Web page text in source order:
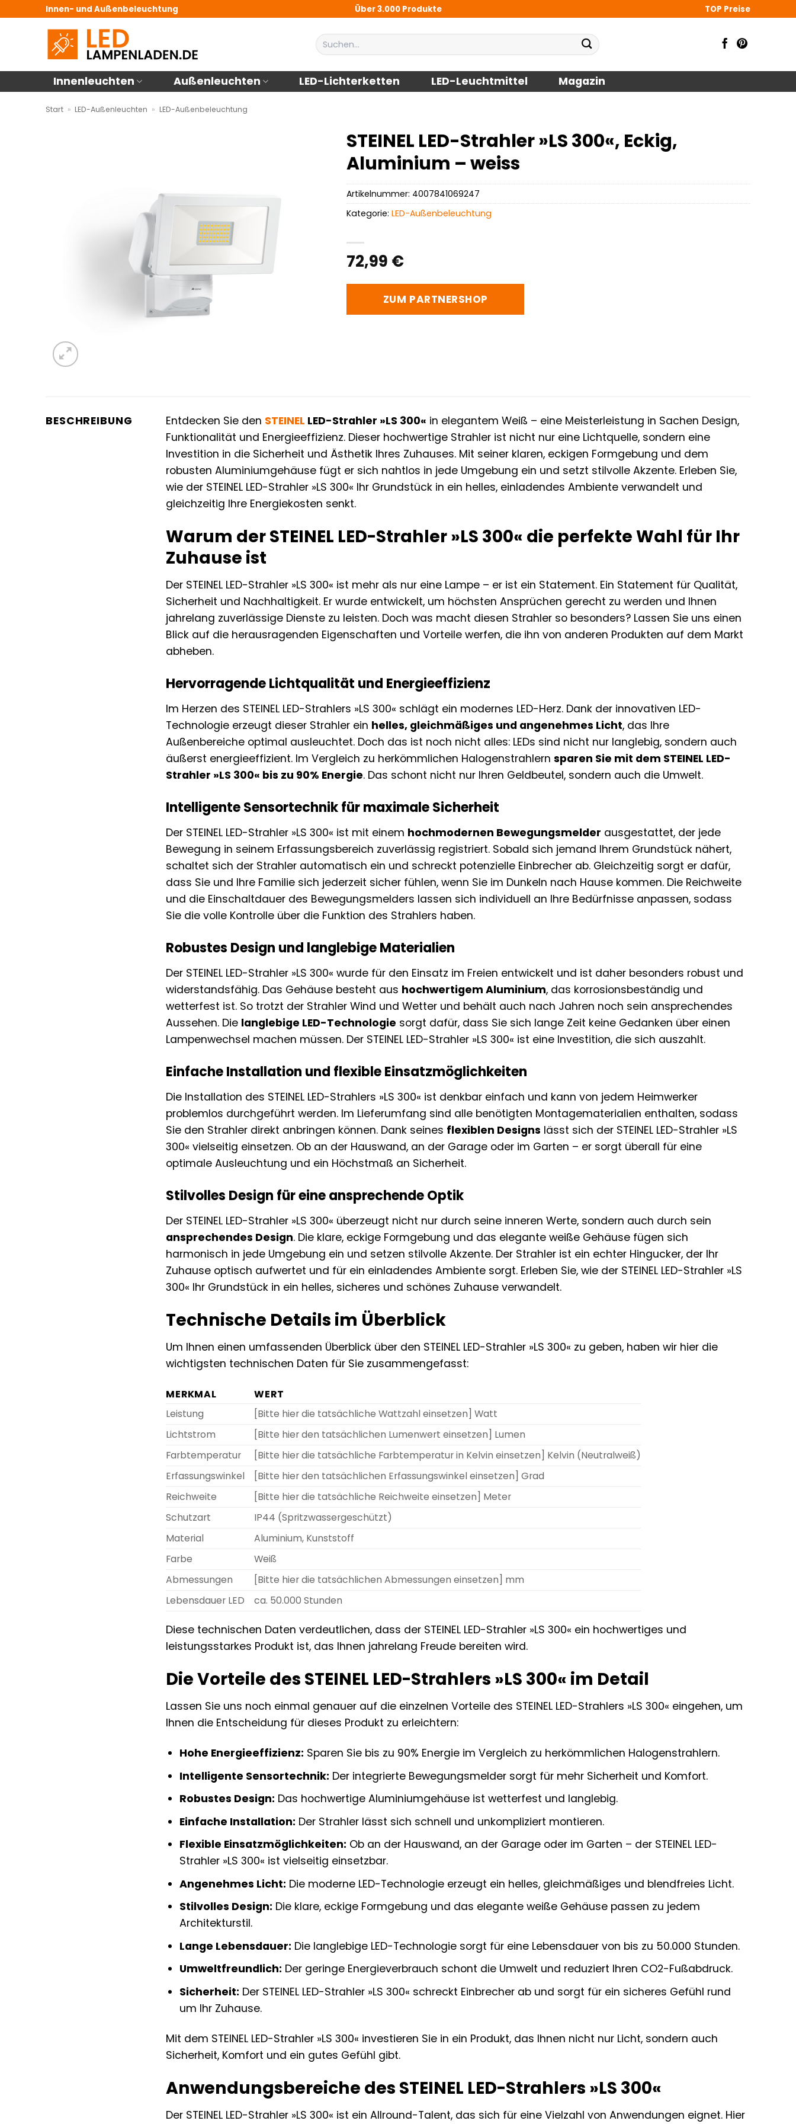
Innen- und Außenbeleuchtung Über 3.000 Produkte TOP Preise
Suchen
nach:
Innenleuchten Außenleuchten LED-Lichterketten LED-Leuchtmittel Magazin
Start » LED-Außenleuchten » LED-Außenbeleuchtung
STEINEL LED-Strahler »LS 300«, Eckig,
Aluminium – weiss
72,99 €
ZUM PARTNERSHOP
Artikelnummer: 4007841069247
Kategorie:LED-Außenbeleuchtung
BESCHREIBUNG Entdecken Sie den STEINEL LED-Strahler »LS 300« in elegantem Weiß – eine Meisterleistung in Sachen Design,
Funktionalität und Energieeffizienz. Dieser hochwertige Strahler ist nicht nur eine Lichtquelle, sondern eine
Investition in die Sicherheit und Ästhetik Ihres Zuhauses. Mit seiner klaren, eckigen Formgebung und dem
robusten Aluminiumgehäuse fügt er sich nahtlos in jede Umgebung ein und setzt stilvolle Akzente. Erleben Sie,
wie der STEINEL LED-Strahler »LS 300« Ihr Grundstück in ein helles, einladendes Ambiente verwandelt und
gleichzeitig Ihre Energiekosten senkt.
Warum der STEINEL LED-Strahler »LS 300« die perfekte Wahl für Ihr
Zuhause ist
Der STEINEL LED-Strahler »LS 300« ist mehr als nur eine Lampe – er ist ein Statement. Ein Statement für Qualität,
Sicherheit und Nachhaltigkeit. Er wurde entwickelt, um höchsten Ansprüchen gerecht zu werden und Ihnen
jahrelang zuverlässige Dienste zu leisten. Doch was macht diesen Strahler so besonders? Lassen Sie uns einen
Blick auf die herausragenden Eigenschaften und Vorteile werfen, die ihn von anderen Produkten auf dem Markt
abheben.
Hervorragende Lichtqualität und Energieeffizienz
Im Herzen des STEINEL LED-Strahlers »LS 300« schlägt ein modernes LED-Herz. Dank der innovativen LED-
Technologie erzeugt dieser Strahler ein helles, gleichmäßiges und angenehmes Licht, das Ihre
Außenbereiche optimal ausleuchtet. Doch das ist noch nicht alles: LEDs sind nicht nur langlebig, sondern auch
äußerst energieeffizient. Im Vergleich zu herkömmlichen Halogenstrahlernsparen Sie mit dem STEINEL LED-
Strahler »LS 300« bis zu 90% Energie. Das schont nicht nur Ihren Geldbeutel, sondern auch die Umwelt.
Intelligente Sensortechnik für maximale Sicherheit
Der STEINEL LED-Strahler »LS 300« ist mit einem hochmodernen Bewegungsmelder ausgestattet, der jede
Bewegung in seinem Erfassungsbereich zuverlässig registriert. Sobald sich jemand Ihrem Grundstück nähert,
schaltet sich der Strahler automatisch ein und schreckt potenzielle Einbrecher ab. Gleichzeitig sorgt er dafür,
dass Sie und Ihre Familie sich jederzeit sicher fühlen, wenn Sie im Dunkeln nach Hause kommen. Die Reichweite
und die Einschaltdauer des Bewegungsmelders lassen sich individuell an Ihre Bedürfnisse anpassen, sodass
Sie die volle Kontrolle über die Funktion des Strahlers haben.
Robustes Design und langlebige Materialien
Der STEINEL LED-Strahler »LS 300« wurde für den Einsatz im Freien entwickelt und ist daher besonders robust und
widerstandsfähig. Das Gehäuse besteht aus hochwertigem Aluminium, das korrosionsbeständig und
wetterfest ist. So trotzt der Strahler Wind und Wetter und behält auch nach Jahren noch sein ansprechendes
Aussehen. Die langlebige LED-Technologie sorgt dafür, dass Sie sich lange Zeit keine Gedanken über einen
Lampenwechsel machen müssen. Der STEINEL LED-Strahler »LS 300« ist eine Investition, die sich auszahlt.
Einfache Installation und flexible Einsatzmöglichkeiten
Die Installation des STEINEL LED-Strahlers »LS 300« ist denkbar einfach und kann von jedem Heimwerker
problemlos durchgeführt werden. Im Lieferumfang sind alle benötigten Montagematerialien enthalten, sodass
Sie den Strahler direkt anbringen können. Dank seines flexiblen Designs lässt sich der STEINEL LED-Strahler »LS
300« vielseitig einsetzen. Ob an der Hauswand, an der Garage oder im Garten – er sorgt überall für eine
optimale Ausleuchtung und ein Höchstmaß an Sicherheit.
Stilvolles Design für eine ansprechende Optik
Der STEINEL LED-Strahler »LS 300« überzeugt nicht nur durch seine inneren Werte, sondern auch durch sein
ansprechendes Design. Die klare, eckige Formgebung und das elegante weiße Gehäuse fügen sich
harmonisch in jede Umgebung ein und setzen stilvolle Akzente. Der Strahler ist ein echter Hingucker, der Ihr
Zuhause optisch aufwertet und für ein einladendes Ambiente sorgt. Erleben Sie, wie der STEINEL LED-Strahler »LS
300« Ihr Grundstück in ein helles, sicheres und schönes Zuhause verwandelt.
Technische Details im Überblick
Um Ihnen einen umfassenden Überblick über den STEINEL LED-Strahler »LS 300« zu geben, haben wir hier die
wichtigsten technischen Daten für Sie zusammengefasst:
MERKMAL
WERT
Leistung
[Bitte hier die tatsächliche Wattzahl einsetzen] Watt
Lichtstrom
[Bitte hier den tatsächlichen Lumenwert einsetzen] Lumen
Farbtemperatur
[Bitte hier die tatsächliche Farbtemperatur in Kelvin einsetzen] Kelvin (Neutralweiß)
Erfassungswinkel
[Bitte hier den tatsächlichen Erfassungswinkel einsetzen] Grad
Reichweite
[Bitte hier die tatsächliche Reichweite einsetzen] Meter
Schutzart
IP44 (Spritzwassergeschützt)
Material
Aluminium, Kunststoff
Farbe
Weiß
Abmessungen
[Bitte hier die tatsächlichen Abmessungen einsetzen] mm
Lebensdauer LED
ca. 50.000 Stunden
Diese technischen Daten verdeutlichen, dass der STEINEL LED-Strahler »LS 300« ein hochwertiges und
leistungsstarkes Produkt ist, das Ihnen jahrelang Freude bereiten wird.
Die Vorteile des STEINEL LED-Strahlers »LS 300« im Detail
Lassen Sie uns noch einmal genauer auf die einzelnen Vorteile des STEINEL LED-Strahlers »LS 300« eingehen, um
Ihnen die Entscheidung für dieses Produkt zu erleichtern:
Hohe Energieeffizienz: Sparen Sie bis zu 90% Energie im Vergleich zu herkömmlichen Halogenstrahlern.
Intelligente Sensortechnik: Der integrierte Bewegungsmelder sorgt für mehr Sicherheit und Komfort.
Robustes Design: Das hochwertige Aluminiumgehäuse ist wetterfest und langlebig.
Einfache Installation: Der Strahler lässt sich schnell und unkompliziert montieren.
Flexible Einsatzmöglichkeiten: Ob an der Hauswand, an der Garage oder im Garten – der STEINEL LED-
Strahler »LS 300« ist vielseitig einsetzbar.
Angenehmes Licht: Die moderne LED-Technologie erzeugt ein helles, gleichmäßiges und blendfreies Licht.
Stilvolles Design: Die klare, eckige Formgebung und das elegante weiße Gehäuse passen zu jedem
Architekturstil.
Lange Lebensdauer: Die langlebige LED-Technologie sorgt für eine Lebensdauer von bis zu 50.000 Stunden.
Umweltfreundlich: Der geringe Energieverbrauch schont die Umwelt und reduziert Ihren CO2-Fußabdruck.
Sicherheit: Der STEINEL LED-Strahler »LS 300« schreckt Einbrecher ab und sorgt für ein sicheres Gefühl rund
um Ihr Zuhause.
Mit dem STEINEL LED-Strahler »LS 300« investieren Sie in ein Produkt, das Ihnen nicht nur Licht, sondern auch
Sicherheit, Komfort und ein gutes Gefühl gibt.
Anwendungsbereiche des STEINEL LED-Strahlers »LS 300«
Der STEINEL LED-Strahler »LS 300« ist ein Allround-Talent, das sich für eine Vielzahl von Anwendungen eignet. Hier